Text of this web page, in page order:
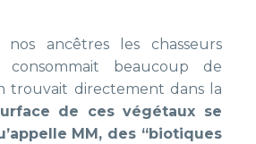
ancêtres les chasseurs
consommait beaucoup de
trouvait directement dans la
de ces végétaux se
MM, des “biotiques